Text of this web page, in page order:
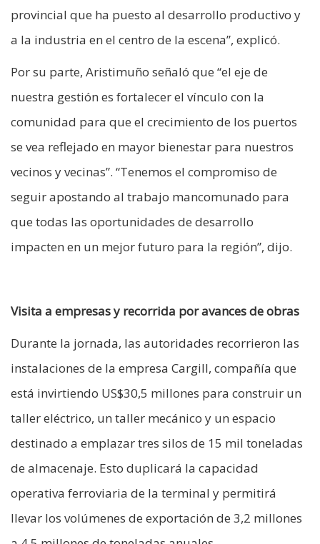
provincial que ha puesto al desarrollo productivo y
a la industria en el centro de la escena”, explicó.
Por su parte, Aristimuño señaló que “el eje de
nuestra gestión es fortalecer el vínculo con la
comunidad para que el crecimiento de los puertos
se vea reflejado en mayor bienestar para nuestros
vecinos y vecinas”. “Tenemos el compromiso de
seguir apostando al trabajo mancomunado para
que todas las oportunidades de desarrollo
impacten en un mejor futuro para la región”, dijo.
Visita a empresas y recorrida por avances de obras
Durante la jornada, las autoridades recorrieron las
instalaciones de la empresa Cargill, compañía que
está invirtiendo US$30,5 millones para construir un
taller eléctrico, un taller mecánico y un espacio
destinado a emplazar tres silos de 15 mil toneladas
de almacenaje. Esto duplicará la capacidad
operativa ferroviaria de la terminal y permitirá
llevar los volúmenes de exportación de 3,2 millones